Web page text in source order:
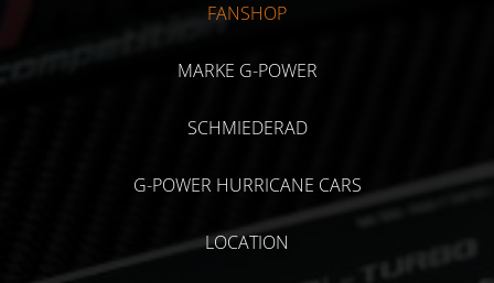
FANSHOP
MARKE G-POWER
SCHMIEDERAD
G-POWER HURRICANE CARS
LOCATION